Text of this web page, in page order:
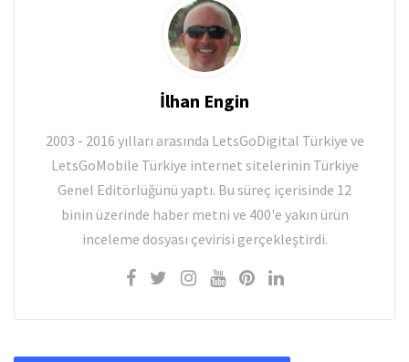
İlhan Engin
2003 - 2016 yılları arasında LetsGoDigital Türkiye ve
LetsGoMobile Türkiye internet sitelerinin Türkiye
Genel Editörlüğünü yaptı. Bu süreç içerisinde 12
binin üzerinde haber metni ve 400'e yakın ürün
inceleme dosyası çevirisi gerçekleştirdi.